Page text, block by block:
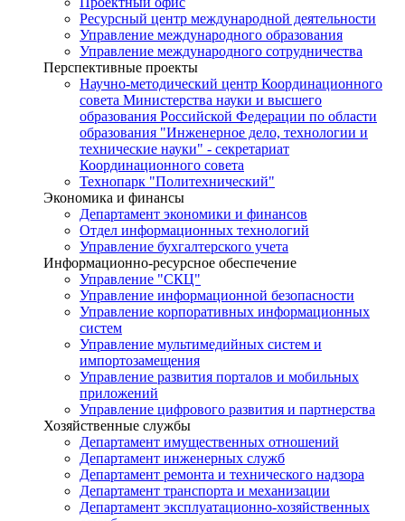
Ресурсный центр международной деятельности
Управление международного образования
Управление международного сотрудничества
Перспективные проекты
Научно-методический центр Координационного
совета Министерства науки и высшего
образования Российской Федерации по области
образования "Инженерное дело, технологии и
технические науки" - секретариат
Координационного совета
Технопарк "Политехнический"
Экономика и финансы
Департамент экономики и финансов
Отдел информационных технологий
Управление бухгалтерского учета
Информационно-ресурсное обеспечение
Управление "СКЦ"
Управление информационной безопасности
Управление корпоративных информационных
систем
Управление мультимедийных систем и
импортозамещения
Управление развития порталов и мобильных
приложений
Управление цифрового развития и партнерства
Хозяйственные службы
Департамент имущественных отношений
Департамент инженерных служб
Департамент ремонта и технического надзора
Департамент транспорта и механизации
Департамент эксплуатационно-хозяйственных